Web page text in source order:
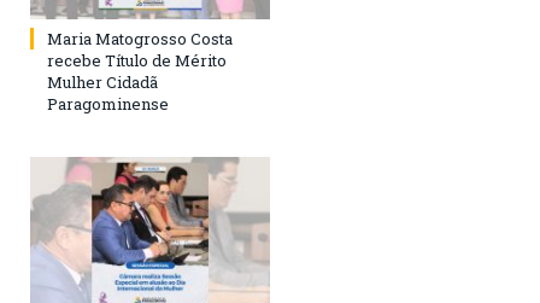
Maria Matogrosso Costa
recebe Título de Mérito
Mulher Cidadã
Paragominense